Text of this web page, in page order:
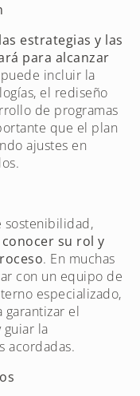
estrategias y las
para alcanzar
incluir la
el rediseño
de programas
que el plan
ajustes en
sostenibilidad,
su rol y
. En muchas
con un equipo de
especializado,
garantizar el
la
acordadas.